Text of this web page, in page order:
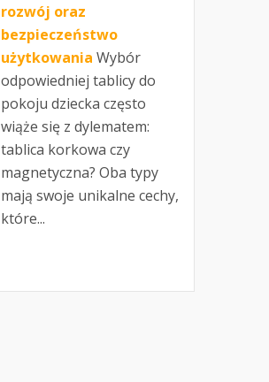
rozwój oraz
bezpieczeństwo
użytkowania Wybór
odpowiedniej tablicy do
pokoju dziecka często
wiąże się z dylematem:
tablica korkowa czy
magnetyczna? Oba typy
mają swoje unikalne cechy,
które...